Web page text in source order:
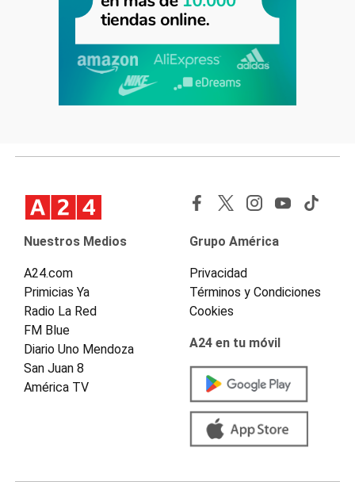
Nuestros Medios
A24.com
Primicias Ya
Radio La Red
FM Blue
Diario Uno Mendoza
San Juan 8
América TV
Grupo América
Privacidad
Términos y Condiciones
Cookies
A24 en tu móvil